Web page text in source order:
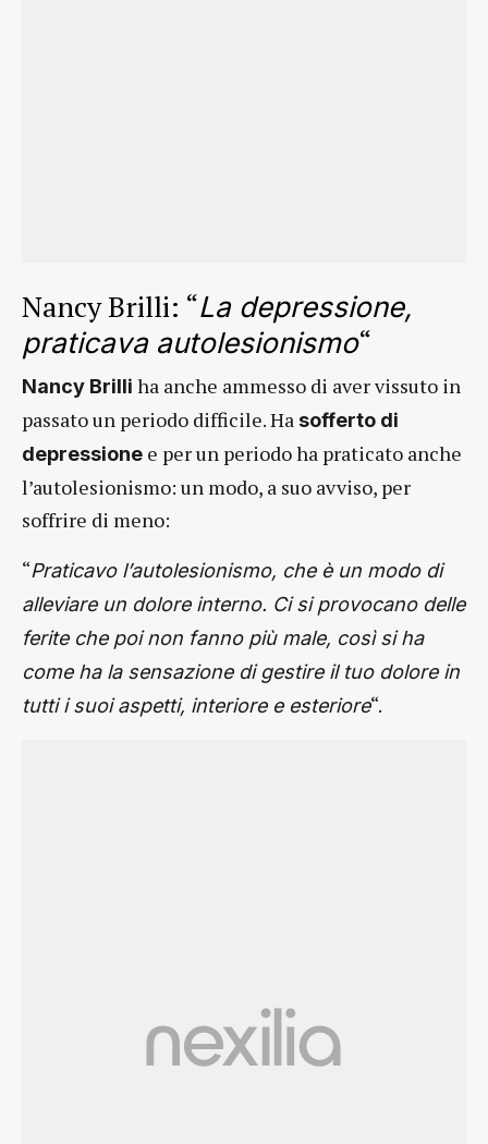
Nancy Brilli: “La depressione,
praticava autolesionismo“
Nancy Brilli ha anche ammesso di aver vissuto in
passato un periodo difficile. Hasofferto di
depressione e per un periodo ha praticato anche
l’autolesionismo: un modo, a suo avviso, per
soffrire di meno:
“Praticavo l’autolesionismo, che è un modo di
alleviare un dolore interno. Ci si provocano delle
ferite che poi non fanno più male, così si ha
come ha la sensazione di gestire il tuo dolore in
tutti i suoi aspetti, interiore e esteriore“.